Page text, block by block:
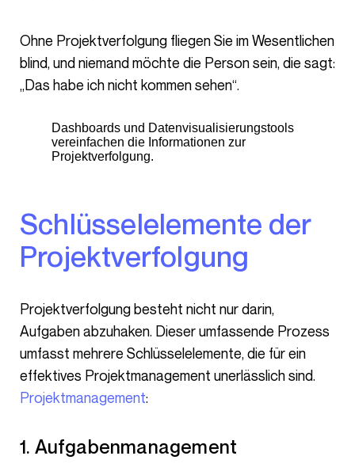
Ohne Projektverfolgung fliegen Sie im Wesentlichen
blind, und niemand möchte die Person sein, die sagt:
„Das habe ich nicht kommen sehen“.
Dashboards und Datenvisualisierungstools
vereinfachen die Informationen zur
Projektverfolgung.
Schlüsselelemente der
Projektverfolgung
Projektverfolgung besteht nicht nur darin,
Aufgaben abzuhaken. Dieser umfassende Prozess
umfasst mehrere Schlüsselelemente, die für ein
effektives Projektmanagement unerlässlich sind.
Projektmanagement:
1. Aufgabenmanagement